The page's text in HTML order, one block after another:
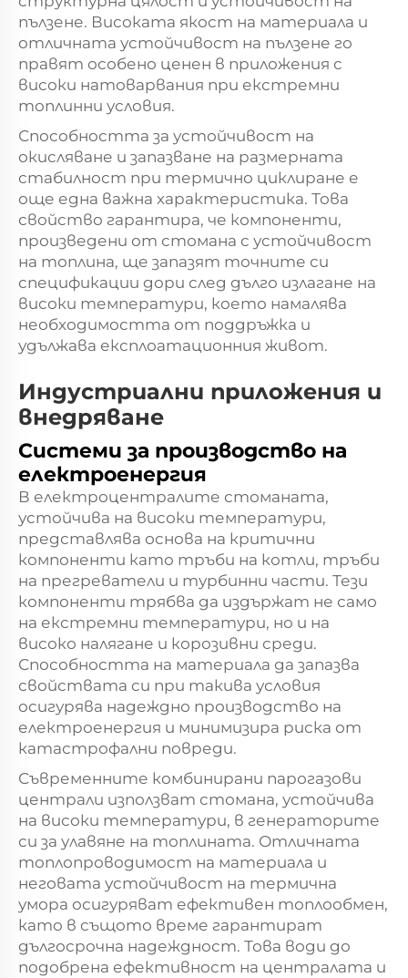
пълзене. Високата якост на материала и
отличната устойчивост на пълзене го
правят особено ценен в приложения с
високи натоварвания при екстремни
топлинни условия.
Способността за устойчивост на
окисляване и запазване на размерната
стабилност при термично циклиране е
още една важна характеристика. Това
свойство гарантира, че компоненти,
произведени от стомана с устойчивост
на топлина, ще запазят точните си
спецификации дори след дълго излагане на
високи температури, което намалява
необходимостта от поддръжка и
удължава експлоатационния живот.
Индустриални приложения и
внедряване
Системи за производство на
електроенергия
В електроцентралите стоманата,
устойчива на високи температури,
представлява основа на критични
компоненти като тръби на котли, тръби
на прегреватели и турбинни части. Тези
компоненти трябва да издържат не само
на екстремни температури, но и на
високо налягане и корозивни среди.
Способността на материала да запазва
свойствата си при такива условия
осигурява надеждно производство на
електроенергия и минимизира риска от
катастрофални повреди.
Съвременните комбинирани парогазови
централи използват стомана, устойчива
на високи температури, в генераторите
си за улавяне на топлината. Отличната
топлопроводимост на материала и
неговата устойчивост на термична
умора осигуряват ефективен топлообмен,
като в същото време гарантират
дългосрочна надеждност. Това води до
подобрена ефективност на централата и